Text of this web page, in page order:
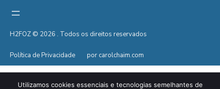
H2FOZ © 2026 . Todos os direitos reservados
Política de Privacidade por carolchaim.com
Utilizamos cookies essenciais e tecnologias semelhantes de